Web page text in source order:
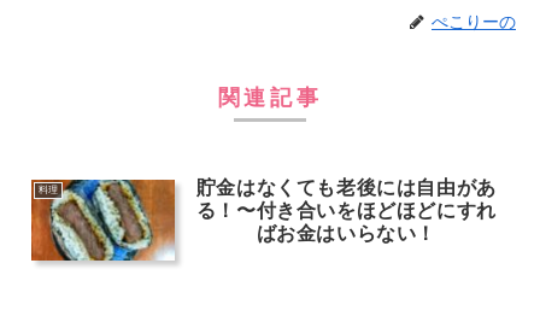
ぺこりーの
関連記事
料理
貯金はなくても老後には自由があ
る！〜付き合いをほどほどにすれ
ばお金はいらない！